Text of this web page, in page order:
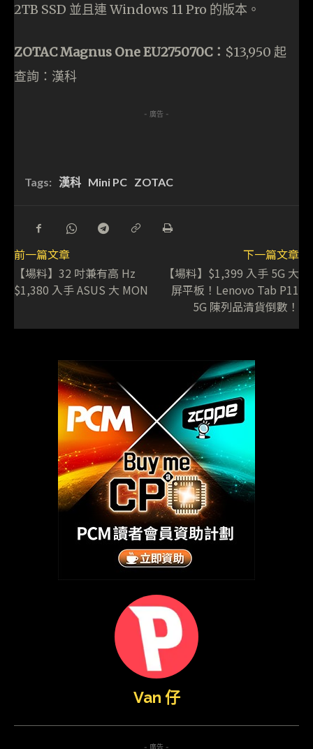
2TB SSD 並且連 Windows 11 Pro 的版本。
ZOTAC Magnus One EU275070C： $13,950 起
查詢：漢科
- 廣告 -
Tags: 漢科 Mini PC ZOTAC
前一篇文章
【場料】32 吋兼有高 Hz
$1,380 入手 ASUS 大 MON
下一篇文章
【場料】$1,399 入手 5G 大
屏平板！Lenovo Tab P11
5G 陳列品清貨倒數！
Van 仔
- 廣告 -